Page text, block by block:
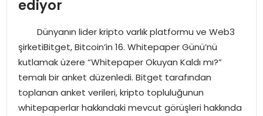
MAGAZIN
SPOR
EĞITIM
OTOMOBIL
ediyor
Dünyanın lider kripto varlık platformu ve Web3
şirketiBitget, Bitcoin’in 16. Whitepaper Günü’nü
kutlamak üzere “Whitepaper Okuyan Kaldı mı?”
temalı bir anket düzenledi. Bitget tarafından
toplanan anket verileri, kripto topluluğunun
whitepaperlar hakkındaki mevcut görüşleri hakkında